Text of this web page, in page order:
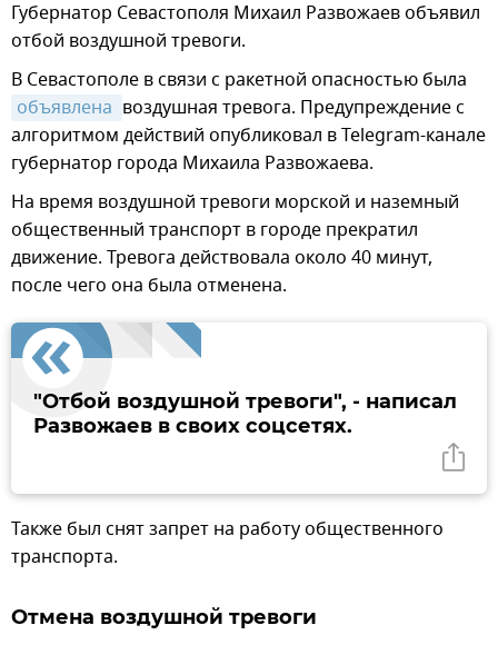
Губернатор Севастополя Михаил Развожаев объявил
отбой воздушной тревоги.
В Севастополе в связи с ракетной опасностью была
объявлена воздушная тревога. Предупреждение с
алгоритмом действий опубликовал в Telegram-канале
губернатор города Михаила Развожаева.
На время воздушной тревоги морской и наземный
общественный транспорт в городе прекратил
движение. Тревога действовала около 40 минут,
после чего она была отменена.
"Отбой воздушной тревоги", - написал
Развожаев в своих соцсетях.
Также был снят запрет на работу общественного
транспорта.
Отмена воздушной тревоги